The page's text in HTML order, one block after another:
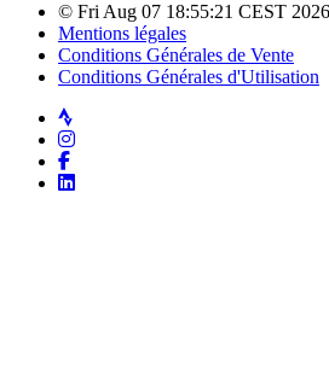
© Fri Aug 07 18:55:21 CEST
Mentions légales
Conditions Générales de Vente
Conditions Générales d'Utilisation
Strava
Instagram
Facebook
LinkedIn